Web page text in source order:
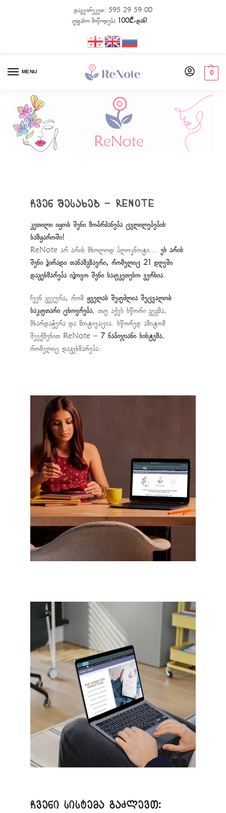
დაგვირეკეთ: 595 29 59 00
უფასო მიწოდება 100₾-დან!
MENU 0
ჩვენ შესახებ – ReNote
კეთილი იყოს შენი მობრძანება ცვლილებების
სამყაროში!
ReNote არ არის მხოლოდ ბლოკნოტი… ეს არის
შენი პირადი თანამგზავრი, რომელიც 21 დღეში
დაგეხმარება იპოვო შენი საუკეთესო ვერსია.
ჩვენ გვჯერა, რომ ყველას შეუძლია შეცვალოს
საკუთარი ცხოვრება, თუ აქვს სწორი გეგმა,
მხარდაჭერა და მოტივაცია. სწორედ ამიტომ
შევქმენით ReNote – 7 ნაბიჯიანი სისტემა,
რომელიც დაგეხმარება:
ჩვენი სისტემა გაძლევთ: